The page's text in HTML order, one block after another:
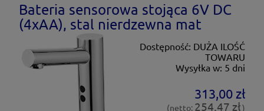
Bateria sensorowa stojąca 6V DC
(4xAA), stal nierdzewna mat
Dostępność: DUŻA ILOŚĆ
TOWARU
Wysyłka w: 5 dni
313,00 zł
(netto: 254,47 zł)